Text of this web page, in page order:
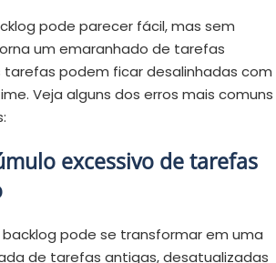
pode parecer fácil, mas sem
um emaranhado de tarefas
tarefas podem ficar desalinhadas com
Veja alguns dos erros mais comuns
excessivo de tarefas
pode se transformar em uma
de tarefas antigas, desatualizadas